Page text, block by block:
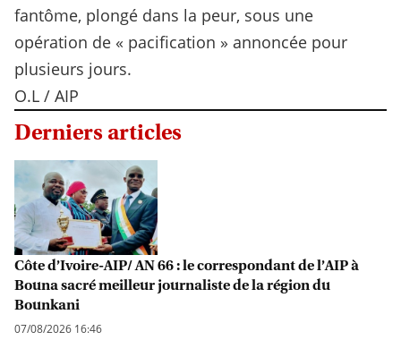
fantôme, plongé dans la peur, sous une
opération de « pacification » annoncée pour
plusieurs jours.
O.L / AIP
Derniers articles
Côte d’Ivoire-AIP/ AN 66 : le correspondant de l’AIP à
Bouna sacré meilleur journaliste de la région du
Bounkani
07/08/2026 16:46